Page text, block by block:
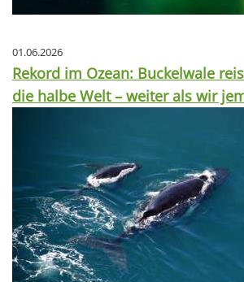
01.06.2026
Rekord im Ozean: Buckelwale
die halbe Welt – weiter als wir